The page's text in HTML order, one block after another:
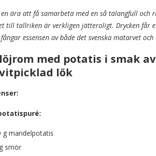
ära att få samarbeta med en så talangfull och
till tallriken är verkligen jätteroligt. Drycken får
essensen av både det svenska matarvet
med potatis i smak
lök
g mandelpotatis
smör